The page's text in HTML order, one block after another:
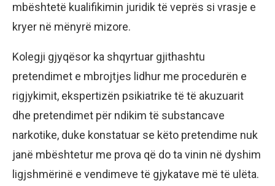
mbështetë kualifikimin juridik të veprës si vrasje e
kryer në mënyrë mizore.
Kolegji gjyqësor ka shqyrtuar gjithashtu
pretendimet e mbrojtjes lidhur me procedurën e
rigjykimit, ekspertizën psikiatrike të të akuzuarit
dhe pretendimet për ndikim të substancave
narkotike, duke konstatuar se këto pretendime nuk
janë mbështetur me prova që do ta vinin në dyshim
ligjshmërinë e vendimeve të gjykatave më të ulëta.